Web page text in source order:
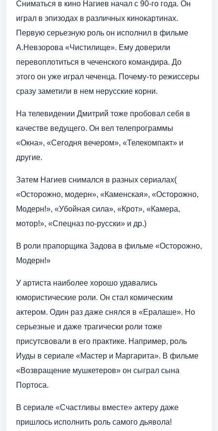
Сниматься в кино Нагиев начал с 90-го года. Он
играл в эпизодах в различных кинокартинах.
Первую серьезную роль он исполнил в фильме
А.Невзорова «Чистилище». Ему доверили
перевоплотиться в чеченского командира. До
этого он уже играл чеченца. Почему-то режиссеры
сразу заметили в нем нерусские корни.
На телевидении Дмитрий тоже пробовал себя в
качестве ведущего. Он вел телепрограммы
«Окна», «Сегодня вечером», «Телекомпакт» и
другие.
Затем Нагиев снимался в разных сериалах(
«Осторожно, модерн», «Каменская», «Осторожно,
Модерн!», «Убойная сила», «Крот», «Камера,
мотор!», «Спецназ по-русски» и др.)
В роли прапорщика Задова в фильме «Осторожно,
Модерн!»
У артиста наиболее хорошо удавались
юмористические роли. Он стал комическим
актером. Один раз даже снялся в «Ералаше». Но
серьезные и даже трагически роли тоже
присутсвовали в его практике. Например, роль
Иуды в сериале «Мастер и Маргарита». В фильме
«Возвращение мушкетеров» он сыграл сына
Портоса.
В сериале «Счастливы вместе» актеру даже
пришлось исполнить роль самого дьявола!